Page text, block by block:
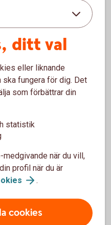
förvalta så får du
mest kompetenta
(mer än 5
kr attplacera)
ditt val
eller liknande
fungera för dig. Det
som förbättrar din
statistik
när du vill,
profil när du är
.
cookies